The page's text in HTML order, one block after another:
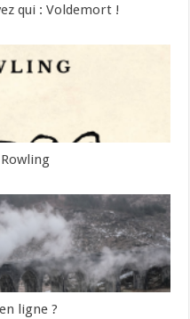
qui : Voldemort !
ligne ?